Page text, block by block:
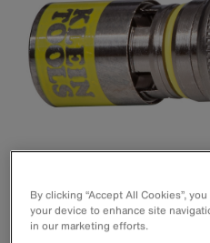
By clicking “Accept All Cookies”,
your device to enhance site
in our marketing efforts.